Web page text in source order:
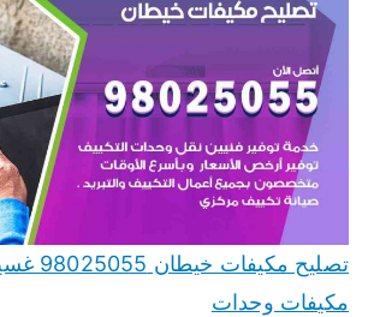
تصليح
مكيفات وحدات